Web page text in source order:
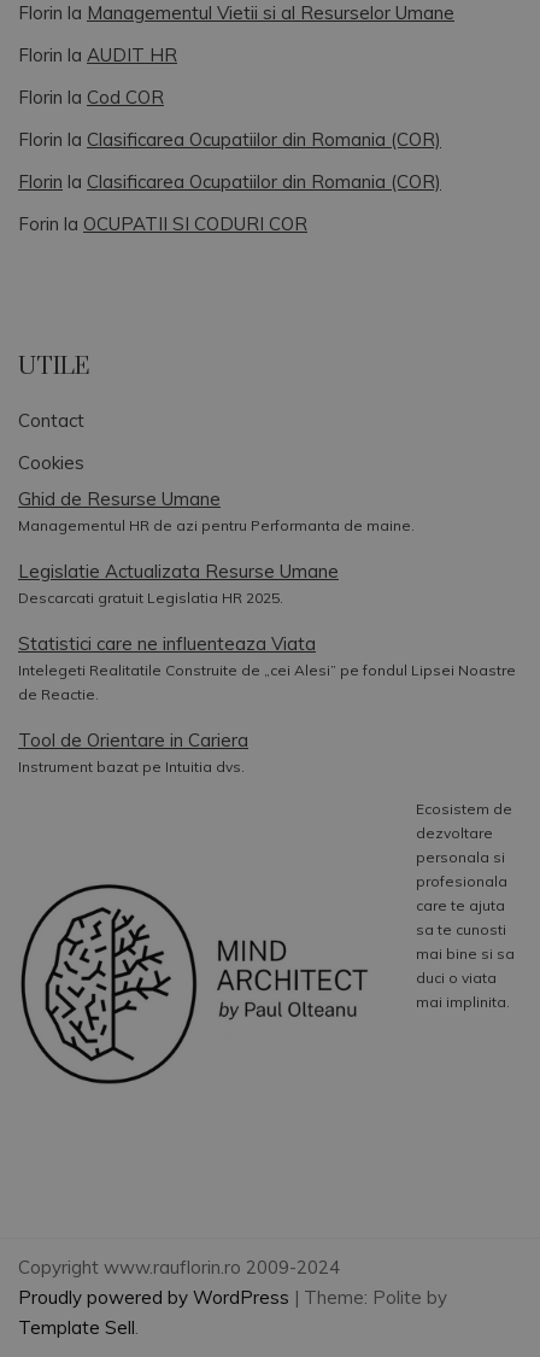
Florin la Managementul Vietii si al Resurselor Umane
Florin la AUDIT HR
Florin la Cod COR
Florin la Clasificarea Ocupatiilor din Romania (COR)
Florin la Clasificarea Ocupatiilor din Romania (COR)
Forin la OCUPATII SI CODURI COR
UTILE
Contact
Cookies
Ghid de Resurse Umane
Managementul HR de azi pentru Performanta de maine.
Legislatie Actualizata Resurse Umane
Descarcati gratuit Legislatia HR 2025.
Statistici care ne influenteaza Viata
Intelegeti Realitatile Construite de „cei Alesi” pe fondul Lipsei Noastre
de Reactie.
Tool de Orientare in Cariera
Instrument bazat pe Intuitia dvs.
Ecosistem de
dezvoltare
personala si
profesionala
care te ajuta
sa te cunosti
mai bine si sa
duci o viata
mai implinita.
Copyright www.rauflorin.ro 2009-2024
Proudly powered by WordPress | Theme: Polite by
Template Sell.